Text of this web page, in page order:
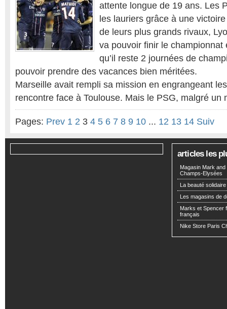
attente longue de 19 ans. Les
les lauriers grâce à une
de leurs plus grands rivaux,
va pouvoir finir le championnat
qu’il reste 2 journées de
pouvoir prendre des vacances bien méritées.
Marseille avait rempli sa mission en engrangeant
rencontre face à Toulouse. Mais le PSG, malgré
Pages: Prev 1 2 3 4 5 6 7 8 9 10 ... 12 13 14 Suiv
articles les
Magasin Mark
Champs-Elysées
La beauté solidaire
Les magasins de
Marks et Spencer
français
Nike Store Paris